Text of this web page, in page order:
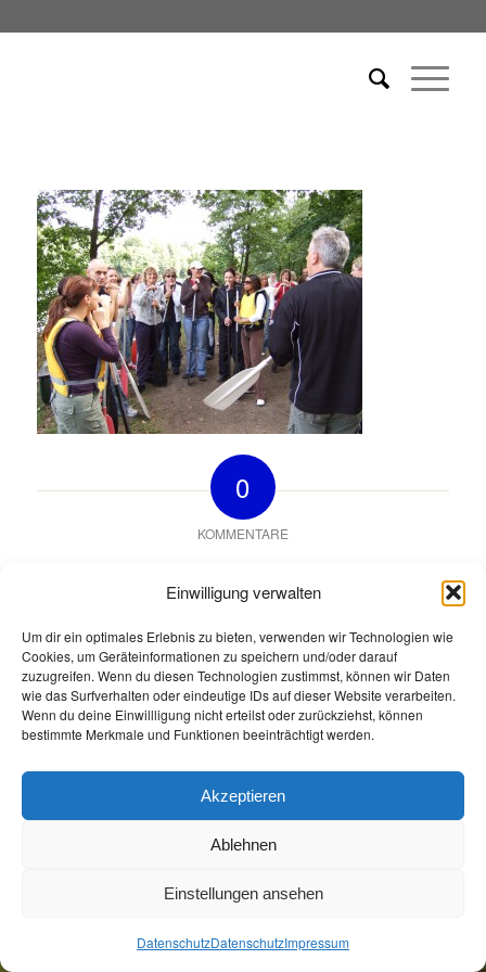
Einwilligung verwalten
Um dir ein optimales Erlebnis zu bieten, verwenden wir Technologien wie
Cookies, um Geräteinformationen zu speichern und/oder darauf
zuzugreifen. Wenn du diesen Technologien zustimmst, können wir Daten
wie das Surfverhalten oder eindeutige IDs auf dieser Website verarbeiten.
Wenn du deine Einwillligung nicht erteilst oder zurückziehst, können
bestimmte Merkmale und Funktionen beeinträchtigt werden.
Akzeptieren
Ablehnen
Einstellungen ansehen
DatenschutzDatenschutzImpressum
0
KOMMENTARE
Hinterlasse uns deinen Kommentar!
Du musstangemeldetsein, um einen Kommentar
abzugeben.
Allgemeine Geschäftsbedingungen
Jetzt Buchen